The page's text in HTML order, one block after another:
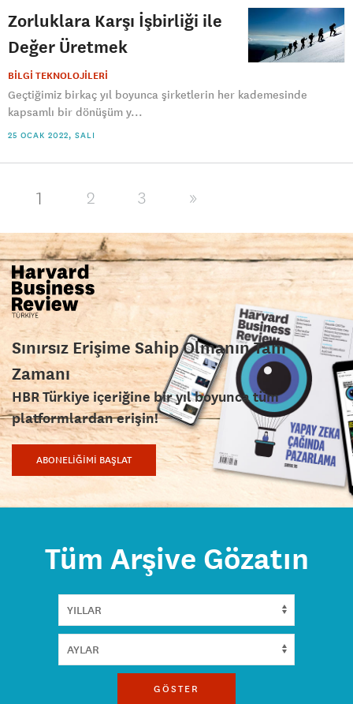
Zorluklara Karşı İşbirliği ile
Değer Üretmek
BİLGİ TEKNOLOJİLERİ
Geçtiğimiz birkaç yıl boyunca şirketlerin her kademesinde
kapsamlı bir dönüşüm y...
25 OCAK 2022, SALI
1 2 3 »
Sınırsız Erişime Sahip Olmanın Tam
Zamanı
HBR Türkiye içeriğine bir yıl boyunca tüm
platformlardan erişin!
ABONELİĞİMİ BAŞLAT
Tüm Arşive Gözatın
GÖSTER